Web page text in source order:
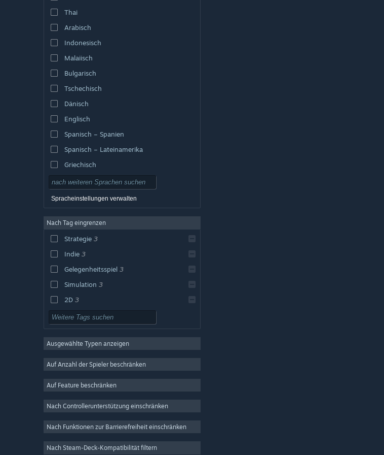
Thai
Arabisch
Indonesisch
Malaiisch
Bulgarisch
Tschechisch
Dänisch
Englisch
Spanisch – Spanien
Spanisch – Lateinamerika
Griechisch
Spracheinstellungen verwalten
Nach Tag eingrenzen
Strategie 3
Indie 3
Gelegenheitsspiel 3
Simulation 3
2D 3
Pixel-Art 3
Wirtschaftssimulation
Zerstörung 3
Action
Dienstprogramme
Ausgewählte Typen anzeigen
Auf Anzahl der Spieler beschränken
Auf Feature beschränken
Nach Controllerunterstützung einschränken
Nach Funktionen zur Barrierefreiheit einschränken
Nach Steam-Deck-Kompatibilität filtern